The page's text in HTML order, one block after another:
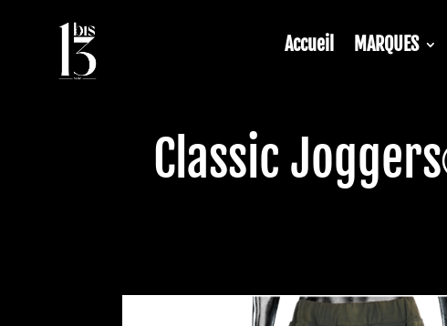
Accueil MARQUES
Classic